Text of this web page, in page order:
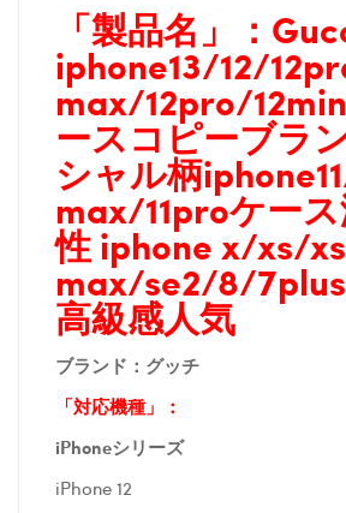
「製品名」：
iphone13/12/
max/12pro/
ースコピーブラ
シャル柄
max/11proケー
性 iphone x/xs/xs
max/se2/8/
高級感人気
ブランド：グッチ
「対応機種」：
iPhoneシリーズ
iPhone 12